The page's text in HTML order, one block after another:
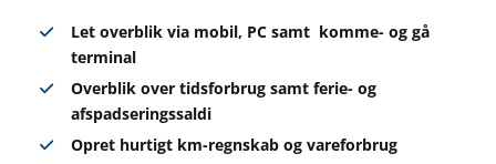
Let overblik via mobil, PC samt komme- og gå
terminal
Overblik over tidsforbrug samt ferie- og
afspadseringssaldi
Opret hurtigt km-regnskab og vareforbrug